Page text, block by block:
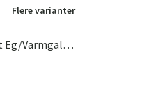
Flere varianter
A3 Solstol Hvidlakeret Eg/Varmgalvaniseret Understel Grythyttan Stålmöbler